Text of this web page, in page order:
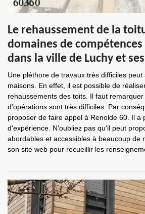
Le rehaussement de la
domaines de compétences
dans la ville de Luchy et
Une pléthore de travaux très difficiles
maisons. En effet, il est possible de
rehaussements des toits. Il faut
d'opérations sont très difficiles. Par
proposer de faire appel à Renolde 60. Il a
d'expérience. N'oubliez pas qu'il peut
abordables et accessibles à beaucoup de
son site web pour recueillir les